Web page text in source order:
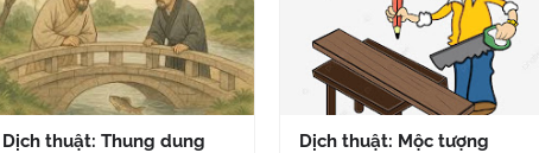
Dịch thuật: Thung dung
Dịch thuật: Mộc tượng